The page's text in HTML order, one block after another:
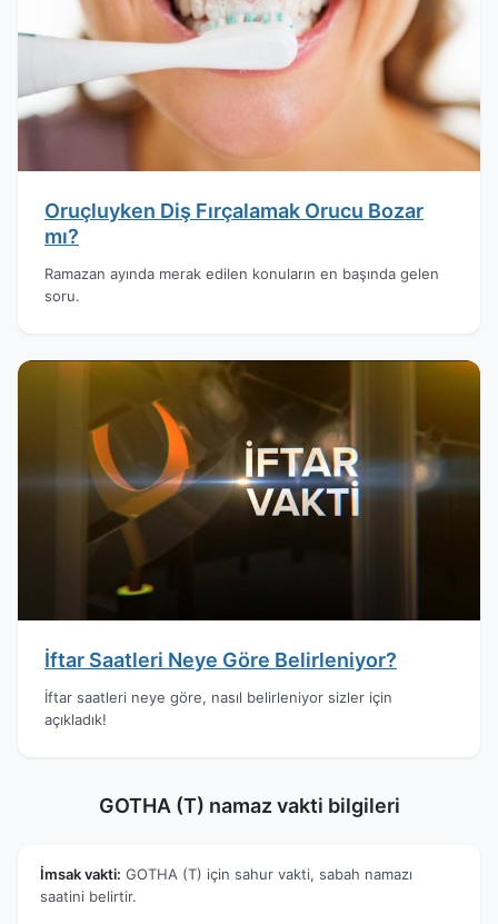
Oruçluyken Diş Fırçalamak Orucu Bozar
mı?
Ramazan ayında merak edilen konuların en başında gelen
soru.
İftar Saatleri Neye Göre Belirleniyor?
İftar saatleri neye göre, nasıl belirleniyor sizler için
açıkladık!
GOTHA (T) namaz vakti bilgileri
İmsak vakti: GOTHA (T) için sahur vakti, sabah namazı
saatini belirtir.